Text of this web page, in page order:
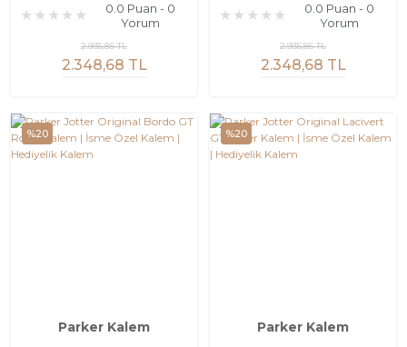
0.0 Puan - 0
Yorum
2.348,68 TL
2.935,85 TL
0.0 Puan - 0
Yorum
2.348,68 TL
2.935,85 TL
%20
Parker Kalem
%20
Parker Kalem